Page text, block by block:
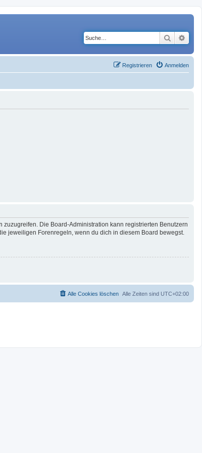
Suche
Anmelden
Registrieren
Die Board-Administration kann registrierten Benutzern
jeweiligen Forenregeln, wenn du dich in diesem Board bewegst.
Alle Zeiten sind UTC+02:00
Alle Cookies löschen